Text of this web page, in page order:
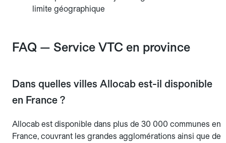
limite géographique
FAQ — Service VTC en province
Dans quelles villes Allocab est-il disponible
en France ?
Allocab est disponible dans plus de 30 000 communes en
France, couvrant les grandes agglomérations ainsi que de